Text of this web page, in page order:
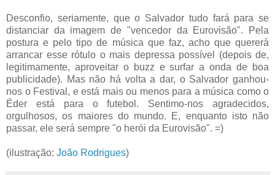
Desconfio, seriamente, que o Salvador tudo fará para se
distanciar da imagem de "vencedor da Eurovisão". Pela
postura e pelo tipo de música que faz, acho que quererá
arrancar esse rótulo o mais depressa possível (depois de,
legitimamente, aproveitar o buzz e surfar a onda de boa
publicidade). Mas não há volta a dar, o Salvador ganhou-
nos o Festival, e está mais ou menos para a música como o
Éder está para o futebol. Sentimo-nos agradecidos,
orgulhosos, os maiores do mundo. E, enquanto isto não
passar, ele será sempre "o herói da Eurovisão". =)
(ilustração: João Rodrigues)